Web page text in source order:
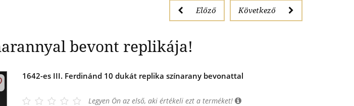
Következő
Előző
bevont replikája!
1642-es III. Ferdinánd 10 dukát replika színarany bevonattal
Legyen Ön az első, aki értékeli ezt a terméket!